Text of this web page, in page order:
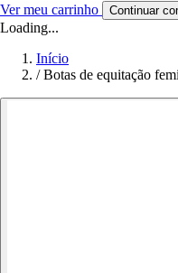
Ver meu carrinho Continuar
Loading...
Início
/ Botas de equitação